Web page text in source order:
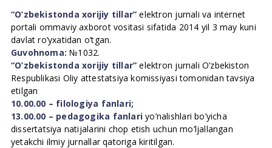
“O’zbekistonda xorijiy tillar” elektron jurnali va internet
portali ommaviy axborot vositasi sifatida 2014 yil 3 may kuni
davlat ro’yxatidan o’tgan.
Guvohnoma: №1032.
“O’zbekistonda xorijiy tillar” elektron jurnali O’zbekiston
Respublikasi Oliy attestatsiya komissiyasi tomonidan tavsiya
etilgan
10.00.00 – filologiya fanlari;
13.00.00 – pedagogika fanlari yo’nalishlari bo’yicha
dissertatsiya natijalarini chop etish uchun mo’ljallangan
yetakchi ilmiy jurnallar qatoriga kiritilgan.